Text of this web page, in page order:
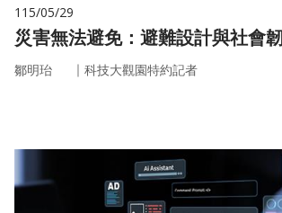
115/05/29
災害無法避免：避難設計與社會
鄒明珆 ｜ 科技大觀園特約記者